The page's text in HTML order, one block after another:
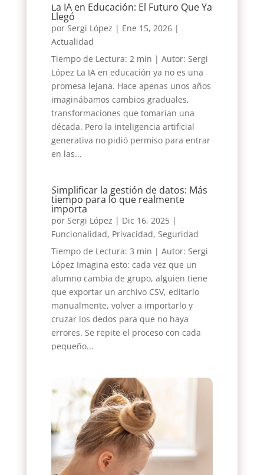
La IA en Educación: El Futuro Que Ya
Llegó
por Sergi López | Ene 15, 2026|
Actualidad
Tiempo de Lectura: 2 min | Autor: Sergi
López La IA en educación ya no es una
promesa lejana. Hace apenas unos años
imaginábamos cambios graduales,
transformaciones que tomarían una
década. Pero la inteligencia artificial
generativa no pidió permiso para entrar
en las...
Simplificar la gestión de datos: Más
tiempo para lo que realmente
importa
por Sergi López | Dic 16, 2025|
Funcionalidad, Privacidad, Seguridad
Tiempo de Lectura: 3 min | Autor: Sergi
López Imagina esto: cada vez que un
alumno cambia de grupo, alguien tiene
que exportar un archivo CSV, editarlo
manualmente, volver a importarlo y
cruzar los dedos para que no haya
errores. Se repite el proceso con cada
pequeño...